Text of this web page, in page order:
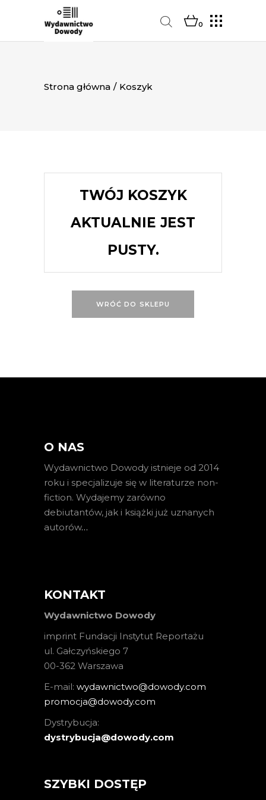
0
Strona główna / Koszyk
TWÓJ KOSZYK
AKTUALNIE JEST
PUSTY.
WRÓĆ DO SKLEPU
O NAS
Wydawnictwo Dowody istnieje od 2014
roku i specjalizuje się w literaturze non-
fiction. Wydajemy zarówno
debiutantów, jak i książki już uznanych
autorów…
KONTAKT
Wydawnictwo Dowody
imprint Fundacji Instytut Reportażu
ul. Gałczyńskiego 7
00-362 Warszawa
E-mail: wydawnictwo@dowody.com
promocja@dowody.com
Dystrybucja:
dystrybucja@dowody.com
SZYBKI DOSTĘP